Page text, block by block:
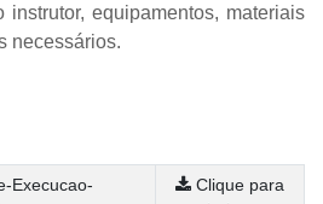
instrutor, equipamentos, materiais
necessários.
Execucao-
Clique para